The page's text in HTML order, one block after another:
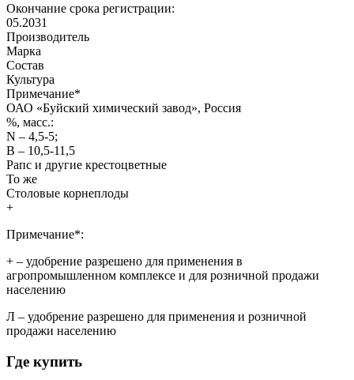
Окончание срока регистрации:
05.2031
Производитель
Марка
Состав
Культура
Примечание*
ОАО «Буйский химический завод», Россия
%, масс.:
N – 4,5-5;
В – 10,5-11,5
Рапс и другие крестоцветные
То же
Столовые корнеплоды
+
Примечание*:
+ – удобрение разрешено для применения в
агропромышленном комплексе и для розничной продажи
населению
Л – удобрение разрешено для применения и розничной
продажи населению
Где купить